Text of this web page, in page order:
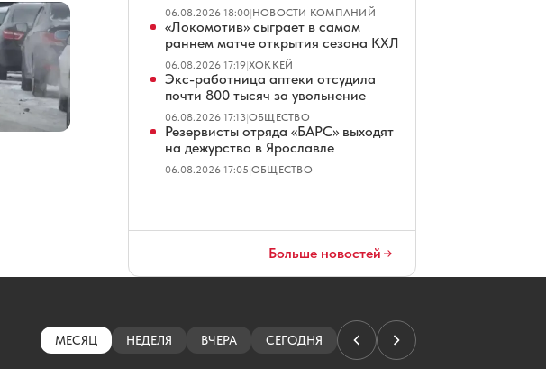
06.08.2026 18:00|НОВОСТИ КОМПАНИЙ
«Локомотив» сыграет в самом
раннем матче открытия сезона КХЛ
06.08.2026 17:19|ХОККЕЙ
Экс-работница аптеки отсудила
почти 800 тысяч за увольнение
06.08.2026 17:13|ОБЩЕСТВО
Резервисты отряда «БАРС» выходят
на дежурство в Ярославле
06.08.2026 17:05|ОБЩЕСТВО
Больше новостей
МЕСЯЦ НЕДЕЛЯ ВЧЕРА СЕГОДНЯ